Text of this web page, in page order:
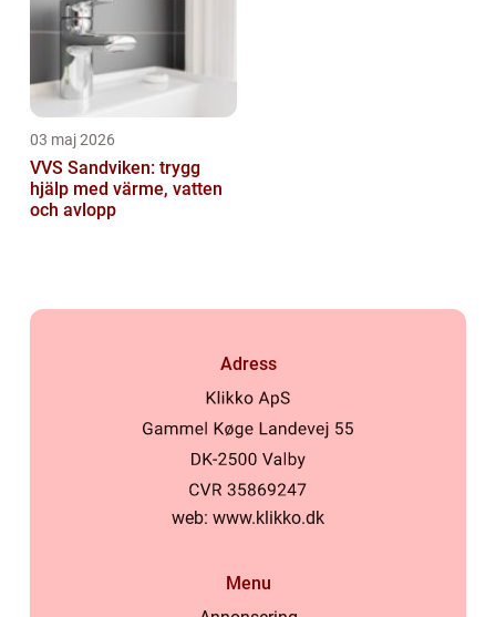
03 maj 2026
VVS Sandviken: trygg
hjälp med värme, vatten
och avlopp
Adress
web: www.klikko.dk
Menu